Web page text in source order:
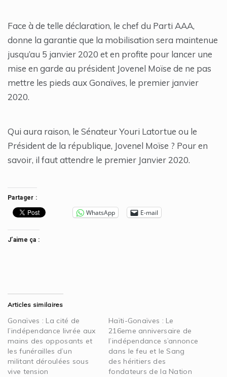
Face à de telle déclaration, le chef du Parti AAA,
donne la garantie que la mobilisation sera maintenue
jusqu’au 5 janvier 2020 et en profite pour lancer une
mise en garde au président Jovenel Moïse de ne pas
mettre les pieds aux Gonaïves, le premier janvier
2020.
Qui aura raison, le Sénateur Youri Latortue ou le
Président de la république, Jovenel Moïse ? Pour en
savoir, il faut attendre le premier Janvier 2020.
Partager :
WhatsApp E-mail
J’aime ça :
Articles similaires
Gonaïves : La cité de
l’indépendance livrée aux
mains des opposants et
les funérailles d’un
militant déroulées sous
vive tension
Haïti-Gonaïves : Le
216eme anniversaire de
l’indépendance s’annonce
dans le feu et le Sang
des héritiers des
fondateurs de la Nation